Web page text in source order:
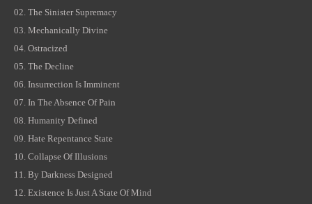
02. The Sinister Supremacy
03. Mechanically Divine
04. Ostracized
05. The Decline
06. Insurrection Is Imminent
07. In The Absence Of Pain
08. Humanity Defined
09. Hate Repentance State
10. Collapse Of Illusions
11. By Darkness Designed
12. Existence Is Just A State Of Mind